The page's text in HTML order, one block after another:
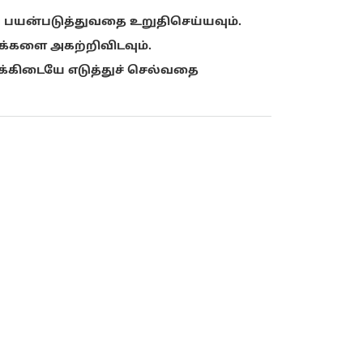
உறுதிசெய்யவும்.
அகற்றிவிடவும்.
எடுத்துச் செல்வதை